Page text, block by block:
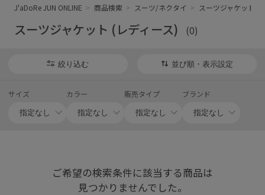
ン オンライン）
J'aDoRe JUN ONLINE 商品検索 スーツ/ネクタイ スーツジャケット (
スーツジャケット (レディース) (0)
絞り込む 並び順・表示設定
サイズ カラー 販売タイプ ブランド
ご希望の検索条件に該当する商品は
見つかりませんでした。